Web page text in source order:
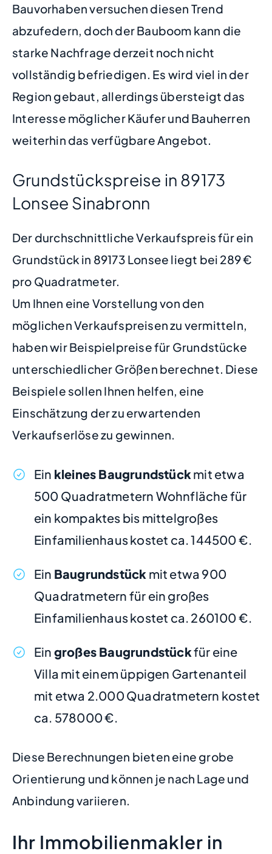
Bauvorhaben versuchen diesen Trend
abzufedern, doch der Bauboom kann die
starke Nachfrage derzeit noch nicht
vollständig befriedigen. Es wird viel in der
Region gebaut, allerdings übersteigt das
Interesse möglicher Käufer und Bauherren
weiterhin das verfügbare Angebot.
Grundstückspreise in 89173
Lonsee Sinabronn
Der durchschnittliche Verkaufspreis für ein
Grundstück in 89173 Lonsee liegt bei 289 €
pro Quadratmeter.
Um Ihnen eine Vorstellung von den
möglichen Verkaufspreisen zu vermitteln,
haben wir Beispielpreise für Grundstücke
unterschiedlicher Größen berechnet. Diese
Beispiele sollen Ihnen helfen, eine
Einschätzung der zu erwartenden
Verkaufserlöse zu gewinnen.
Ein kleines Baugrundstückmit etwa
500 Quadratmetern Wohnfläche für
ein kompaktes bis mittelgroßes
Einfamilienhaus kostet ca. 144500 €.
Ein Baugrundstück mit etwa 900
Quadratmetern für ein großes
Einfamilienhaus kostet ca. 260100 €.
Ein großes Baugrundstückfür eine
Villa mit einem üppigen Gartenanteil
mit etwa 2.000 Quadratmetern kostet
ca. 578000 €.
Diese Berechnungen bieten eine grobe
Orientierung und können je nach Lage und
Anbindung variieren.
Ihr Immobilienmakler in